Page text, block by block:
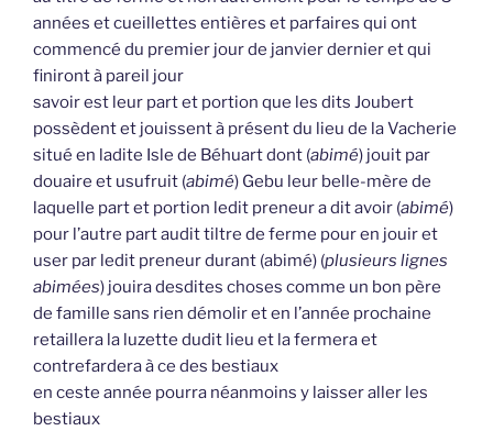
années et cueillettes entières et parfaires qui ont
commencé du premier jour de janvier dernier et qui
finiront à pareil jour
savoir est leur part et portion que les dits Joubert
possèdent et jouissent à présent du lieu de la Vacherie
situé en ladite Isle de Béhuart dont (abimé) jouit par
douaire et usufruit (abimé) Gebu leur belle-mère de
laquelle part et portion ledit preneur a dit avoir (abimé)
pour l’autre part audit tiltre de ferme pour en jouir et
user par ledit preneur durant (abimé) (plusieurs lignes
abimées) jouira desdites choses comme un bon père
de famille sans rien démolir et en l’année prochaine
retaillera la luzette dudit lieu et la fermera et
contrefardera à ce des bestiaux
en ceste année pourra néanmoins y laisser aller les
bestiaux